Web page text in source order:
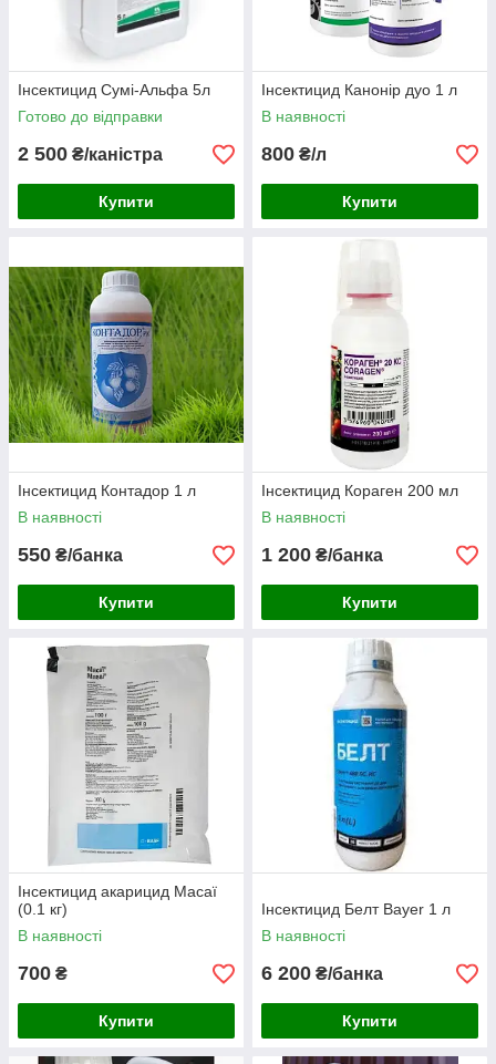
Інсектицид Сумі-Альфа 5л
Готово до відправки
2 500 ₴/каністра
Купити
Інсектицид Канонір дуо 1 л
В наявності
800 ₴/л
Купити
Інсектицид Контадор 1 л
В наявності
550 ₴/банка
Купити
Інсектицид Кораген 200 мл
В наявності
1 200 ₴/банка
Купити
Інсектицид акарицид Масаї
(0.1 кг)
В наявності
700 ₴
Купити
Інсектицид Белт Bayer 1 л
В наявності
6 200 ₴/банка
Купити